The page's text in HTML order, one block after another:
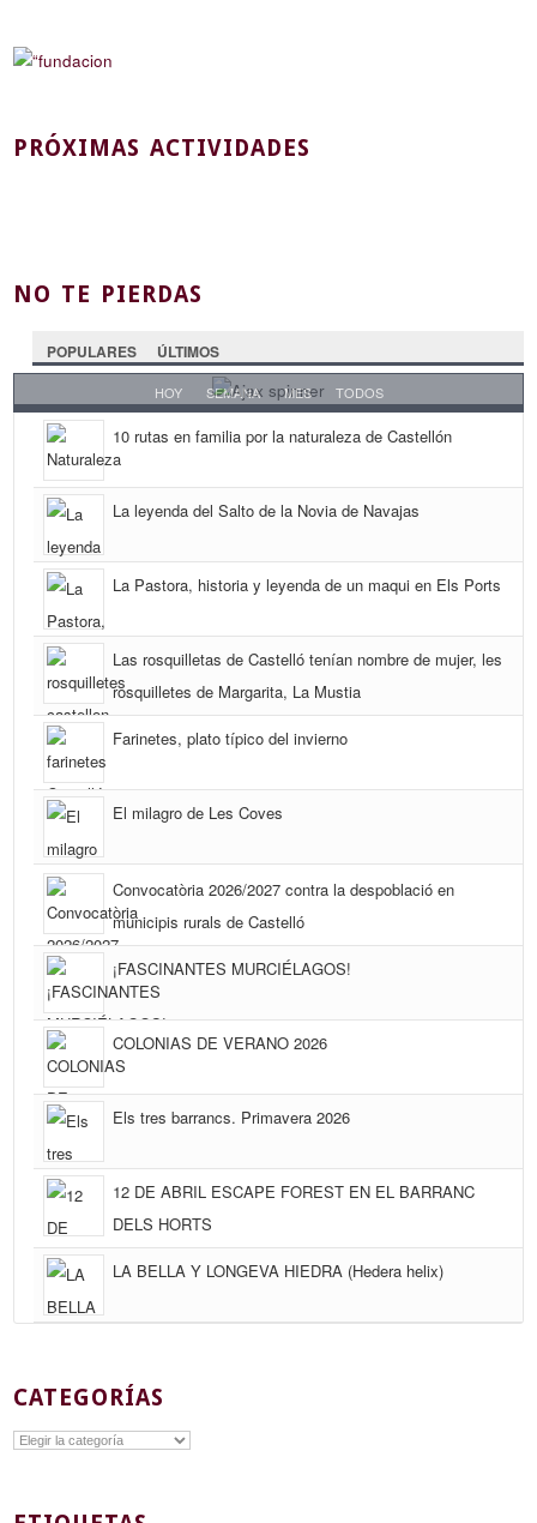
PRÓXIMAS ACTIVIDADES
NO TE PIERDAS
POPULARES ÚLTIMOS
HOY SEMANA MES TODOS
10 rutas en familia por la naturaleza de Castellón
La leyenda del Salto de la Novia de Navajas
La Pastora, historia y leyenda de un maqui en Els Ports
Las rosquilletas de Castelló tenían nombre de mujer, les
rosquilletes de Margarita, La Mustia
Farinetes, plato típico del invierno
El milagro de Les Coves
Convocatòria 2026/2027 contra la despoblació en
municipis rurals de Castelló
¡FASCINANTES MURCIÉLAGOS!
COLONIAS DE VERANO 2026
Els tres barrancs. Primavera 2026
12 DE ABRIL ESCAPE FOREST EN EL BARRANC
DELS HORTS
LA BELLA Y LONGEVA HIEDRA (Hedera helix)
CATEGORÍAS
Categorías